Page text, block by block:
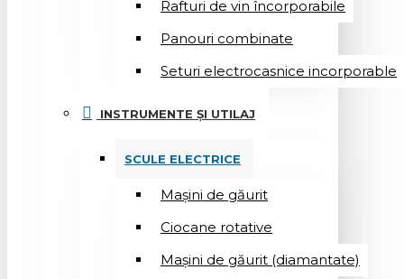
Rafturi de vin încorporabile
Panouri combinate
Seturi electrocasnice incorporable
INSTRUMENTE ȘI UTILAJ
SCULE ELECTRICE
Mașini de găurit
Ciocane rotative
Mașini de găurit (diamantate)